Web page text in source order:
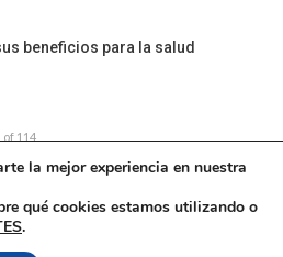
beneficios para la salud
of 114
Legales
la mejor experiencia en nuestra
qué cookies estamos utilizando o
.